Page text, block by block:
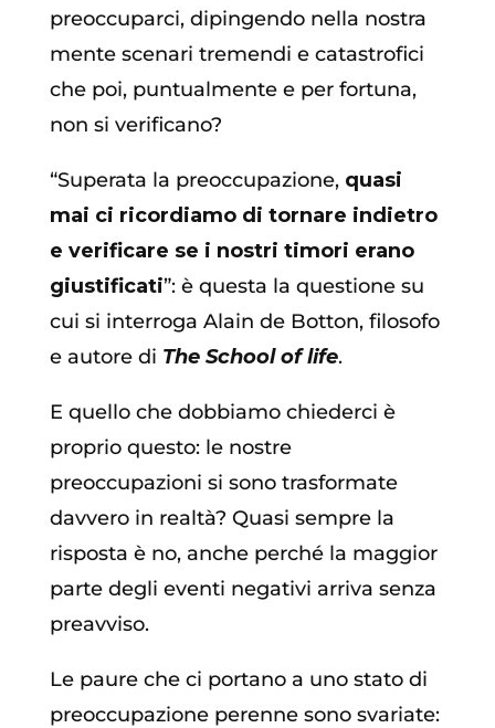
preoccuparci, dipingendo nella nostra
mente scenari tremendi e catastrofici
che poi, puntualmente e per fortuna,
non si verificano?
“Superata la preoccupazione, quasi
mai ci ricordiamo di tornare indietro
e verificare se i nostri timori erano
giustificati”: è questa la questione su
cui si interroga Alain de Botton, filosofo
e autore di The School of life.
E quello che dobbiamo chiederci è
proprio questo: le nostre
preoccupazioni si sono trasformate
davvero in realtà? Quasi sempre la
risposta è no, anche perché la maggior
parte degli eventi negativi arriva senza
preavviso.
Le paure che ci portano a uno stato di
preoccupazione perenne sono svariate: